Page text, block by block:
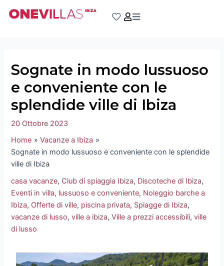
Sognate in modo lussuoso
e conveniente con le
splendide ville di Ibiza
20 Ottobre 2023
Home
Vacanze a Ibiza
Sognate in modo lussuoso e conveniente con le splendide
ville di Ibiza
casa vacanze, Club di spiaggia Ibiza, Discoteche di Ibiza,
Eventi in villa, lussuoso e conveniente, Noleggio barche a
Ibiza, Offerte di ville, piscina privata, Spiagge di Ibiza,
vacanze di lusso,ville a ibiza,Ville a prezzi accessibili,ville
di lusso
articoli